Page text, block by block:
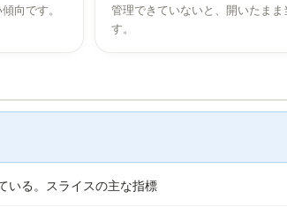
向です。
管理できていないと、開いたま
す。
いる。スライスの主な指標